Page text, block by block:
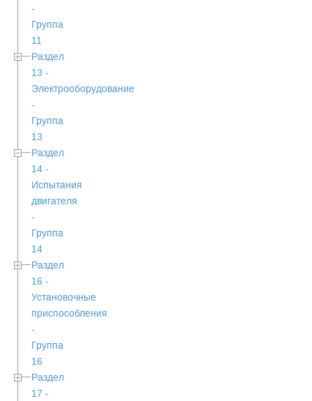
-
Группа
11
Раздел
13 -
Электрооборудование
-
Группа
13
Раздел
14 -
Испытания
двигателя
-
Группа
14
Раздел
16 -
Установочные
приспособления
-
Группа
16
Раздел
17 -